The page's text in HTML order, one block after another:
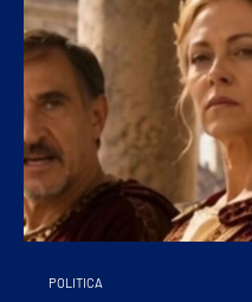
POLITICA